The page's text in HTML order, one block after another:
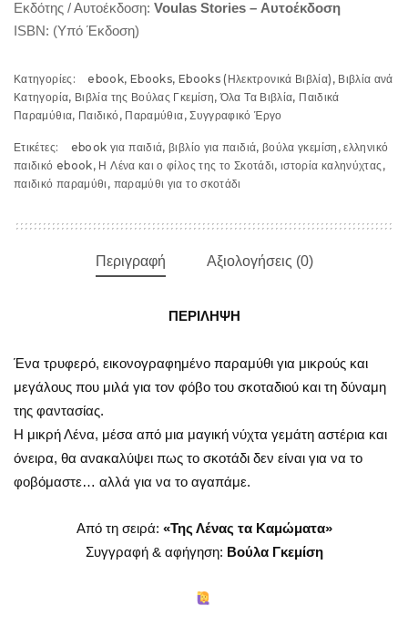
Εκδότης / Αυτοέκδοση: Voulas Stories – Αυτοέκδοση
ISBN: (Υπό Έκδοση)
Κατηγορίες: ebook, Ebooks, Ebooks (Ηλεκτρονικά Βιβλία) , Βιβλία ανά
Κατηγορία, Βιβλία της Βούλας Γκεμίση,Όλα Τα Βιβλία, Παιδικά
Παραμύθια, Παιδικό, Παραμύθια,Συγγραφικό Έργο
Ετικέτες: ebook για παιδιά,βιβλίο για παιδιά, βούλα γκεμίση ,ελληνικό
παιδικό ebook, Η Λένα και ο φίλος της το Σκοτάδι,ιστορία καληνύχτας ,
παιδικό παραμύθι , παραμύθι για το σκοτάδι
Περιγραφή Αξιολογήσεις (0)
ΠΕΡΙΛΗΨΗ
Ένα τρυφερό, εικονογραφημένο παραμύθι για μικρούς και
μεγάλους που μιλά για τον φόβο του σκοταδιού και τη δύναμη
της φαντασίας.
Η μικρή Λένα, μέσα από μια μαγική νύχτα γεμάτη αστέρια και
όνειρα, θα ανακαλύψει πως το σκοτάδι δεν είναι για να το
φοβόμαστε… αλλά για να το αγαπάμε.
Από τη σειρά: «Της Λένας τα Καμώματα»
Συγγραφή & αφήγηση: Βούλα Γκεμίση